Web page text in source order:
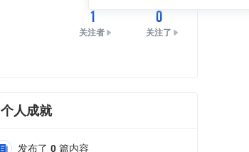
1
关注者
0
关注了
个人成就
发布了 0 篇内容